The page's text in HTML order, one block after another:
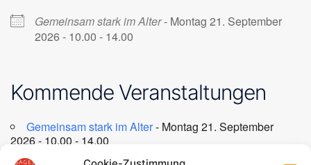
Gemeinsam stark im Alter- Montag 21. September
2026 - 10.00 - 14.00
Kommende Veranstaltungen
Gemeinsam stark im Alter- Montag 21. September
2026 - 10.00 - 14.00